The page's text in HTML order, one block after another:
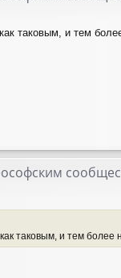
таковым, и тем
таковым, и тем